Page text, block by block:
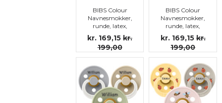
BIBS Colour
Navnesmokker,
runde, latex,
kr. 169,15 kr.
199,00
BIBS Colour
Navnesmokker,
runde, latex,
kr. 169,15 kr.
199,00